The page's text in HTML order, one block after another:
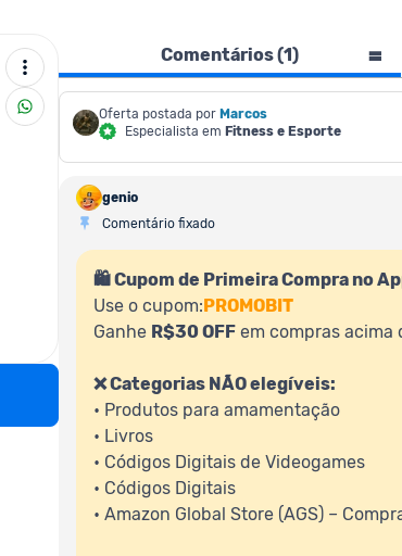
Comentários (1)
Oferta postada por Marcos
Especialista em Fitness e Esporte
genio
Comentário fixado
🛍️ Cupom de Primeira Compra no
Use o cupom:PROMOBIT
Ganhe R$30 OFF em compras acima
❌ Categorias NÃO elegíveis:
• Produtos para amamentação
• Livros
• Códigos Digitais de Videogames
• Códigos Digitais
• Amazon Global Store (AGS) –